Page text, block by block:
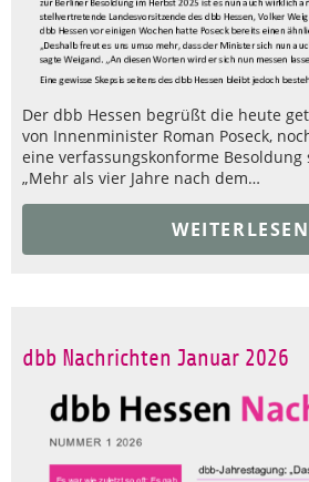
Der dbb Hessen begrüßt die heute
von Innenminister Roman Poseck,
eine verfassungskonforme Besoldung
„Mehr als vier Jahre nach dem…
dbb Nachrichten Januar 2026